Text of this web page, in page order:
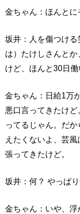
金ちゃん：ほんとに
坂井：人を傷つけ
は）たけしさんと
けど、ほんと30日働
金ちゃん：日給1万
悪口言ってきたけ
ってるじゃん。だ
えたくないよ、芸
張ってきたけど。
坂井：何？ やっぱ
金ちゃん：いや、浮